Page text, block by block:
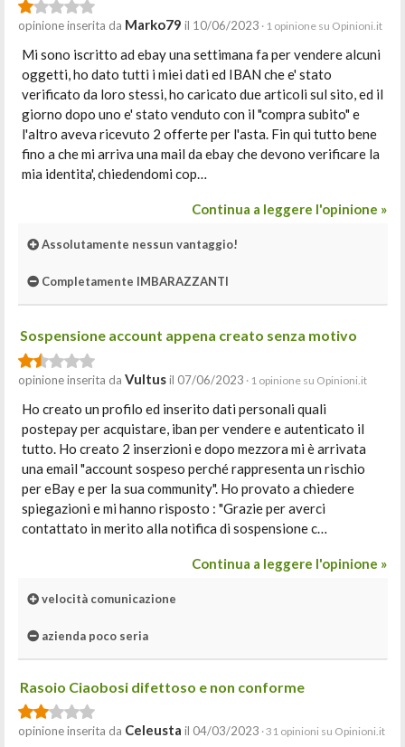
opinione inserita da Marko79 il 10/06/2023 · 1 opinione su Opinioni.it
Mi sono iscritto ad ebay una settimana fa per vendere alcuni
oggetti, ho dato tutti i miei dati ed IBAN che e' stato
verificato da loro stessi, ho caricato due articoli sul sito, ed il
giorno dopo uno e' stato venduto con il "compra subito" e
l'altro aveva ricevuto 2 offerte per l'asta. Fin qui tutto bene
fino a che mi arriva una mail da ebay che devono verificare la
mia identita', chiedendomi cop…
Continua a leggere l'opinione »
Assolutamente nessun vantaggio!
Completamente IMBARAZZANTI
Sospensione account appena creato senza motivo
opinione inserita da Vultusil 07/06/2023 · 1 opinione su Opinioni.it
Ho creato un profilo ed inserito dati personali quali
postepay per acquistare, iban per vendere e autenticato il
tutto. Ho creato 2 inserzioni e dopo mezzora mi è arrivata
una email "account sospeso perché rappresenta un rischio
per eBay e per la sua community". Ho provato a chiedere
spiegazioni e mi hanno risposto : "Grazie per averci
contattato in merito alla notifica di sospensione c…
Continua a leggere l'opinione »
velocità comunicazione
azienda poco seria
Rasoio Ciaobosi difettoso e non conforme
opinione inserita da Celeusta il 04/03/2023 · 31 opinioni su Opinioni.it